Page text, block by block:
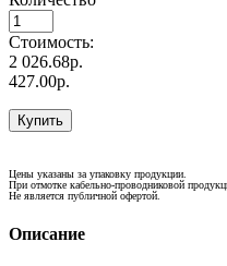
Стоимость:
2 026.68р.
427.00р.
Купить
Цены указаны за упаковку продукции.
При отмотке кабельно-проводниковой
Не является публичной офертой.
Описание